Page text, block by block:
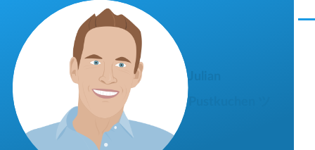
Direkt zum Inhalt
M